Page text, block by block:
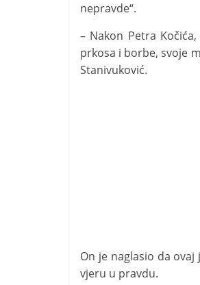
nepravde“.
– Nakon Petra
prkosa i borbe, svoje
Stanivuković.
On je naglasio da
vjeru u pravdu.